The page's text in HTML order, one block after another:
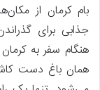
بام کرمان از
جذابی برای
هنگام سفر به
همان باغ دست